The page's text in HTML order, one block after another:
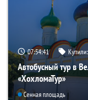
07:54:40
Автобусный тур в
«ХохломаТур»
Сенная площадь